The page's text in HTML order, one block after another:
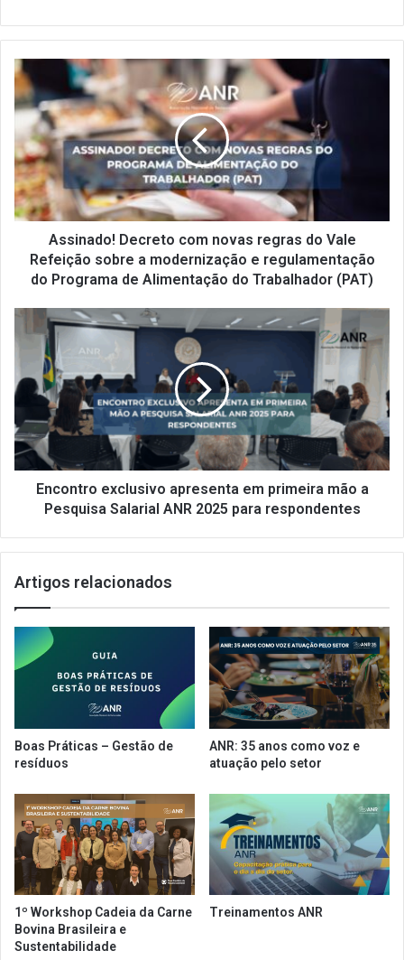
Assinado!
Decreto
com
novas
regras
do
Vale
Refeição
sobre
modernização
do
Programa
Alimentação
do
Trabalhador
(PAT)
Assinado! Decreto com novas regras do Vale
Refeição sobre a modernização e regulamentação
do Programa de Alimentação do Trabalhador (PAT)
Encontro
exclusivo
apresenta
primeira
a
Pesquisa
Salarial
ANREncontro exclusivo apresenta em primeira mão a
Pesquisa Salarial ANR 2025 para respondentes
Artigos relacionados
Boas Práticas – Gestão de
resíduos
ANR: 35 anos como voz e
atuação pelo setor
1º Workshop Cadeia da Carne
Bovina Brasileira e
Sustentabilidade
Treinamentos ANR